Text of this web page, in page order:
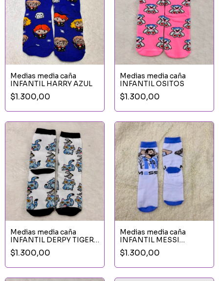
Medias media caña
INFANTIL HARRY AZUL
$1.300,00
Medias media caña
INFANTIL OSITOS
$1.300,00
Medias media caña
INFANTIL DERPY TIGER
GATO KPOP
$1.300,00
Medias media caña
INFANTIL MESSI
OREJAS
$1.300,00